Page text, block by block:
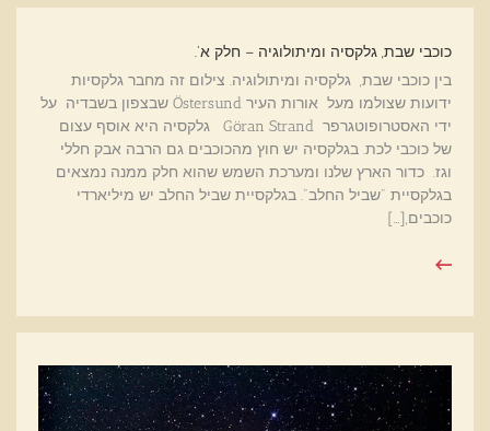
כוכבי שבת, גלקסיה ומיתולוגיה – חלק א'.
בין כוכבי שבת, גלקסיה ומיתולוגיה. צילום זה מחבר גלקסיות
ידועות שצולמו מעל אורות העיר Östersund שבצפון בשבדיה על
ידי האסטרופוטגרפר Göran Strand גלקסיה היא אוסף עצום
של כוכבי לכת. בגלקסיה יש חוץ מהכוכבים גם הרבה אבק חללי
וגז. כדור הארץ שלנו ומערכת השמש שהוא חלק ממנה נמצאים
בגלקסיית "שביל החלב". בגלקסיית שביל החלב יש מיליארדי
כוכבים,[…]